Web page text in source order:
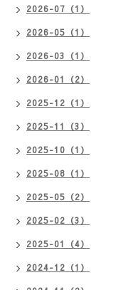
2026-07（1）
2026-05（1）
2026-03（1）
2026-01（2）
2025-12（1）
2025-11（3）
2025-10（1）
2025-08（1）
2025-05（2）
2025-02（3）
2025-01（4）
2024-12（1）